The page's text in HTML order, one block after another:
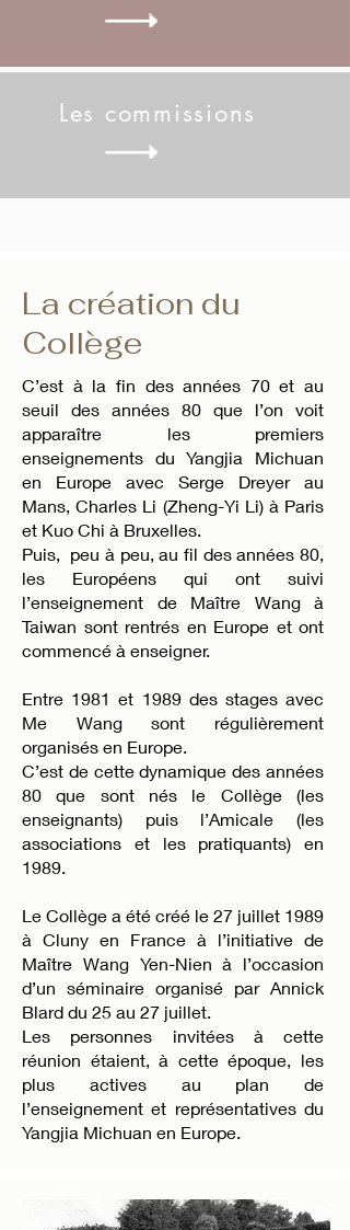
Les commissions
La création du
Collège
C’est à la fin des années 70 et au
seuil des années 80 que l’on voit
apparaître les premiers
enseignements du Yangjia Michuan
en Europe avec Serge Dreyer au
Mans, Charles Li (Zheng-Yi Li) à Paris
et Kuo Chi à Bruxelles.
Puis, peu à peu, au fil des années 80,
les Européens qui ont suivi
l’enseignement de Maître Wang à
Taiwan sont rentrés en Europe et ont
commencé à enseigner.
Entre 1981 et 1989 des stages avec
Me Wang sont régulièrement
organisés en Europe.
C’est de cette dynamique des années
80 que sont nés le Collège (les
enseignants) puis l’Amicale (les
associations et les pratiquants) en
1989.
Le Collège a été créé le 27 juillet 1989
à Cluny en France à l’initiative de
Maître Wang Yen-Nien à l’occasion
d’un séminaire organisé par Annick
Blard du 25 au 27 juillet.
Les personnes invitées à cette
réunion étaient, à cette époque, les
plus actives au plan de
l’enseignement et représentatives du
Yangjia Michuan en Europe.